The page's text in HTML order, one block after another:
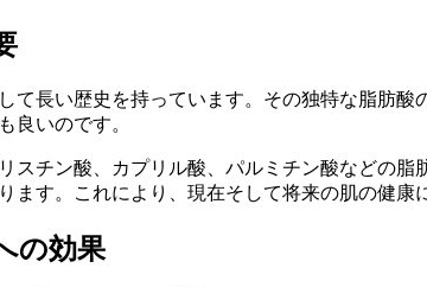
て長い歴史を持っています。その独特な脂肪
良いのです。
スチン酸、カプリル酸、パルミチン酸などの
ます。これにより、現在そして将来の肌の健康
の効果